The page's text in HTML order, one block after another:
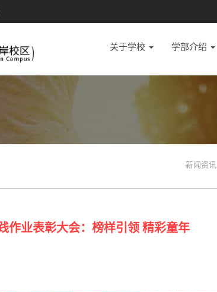
关于学校 学部介绍
新闻资讯
作业表彰大会：榜样引领 精彩童年